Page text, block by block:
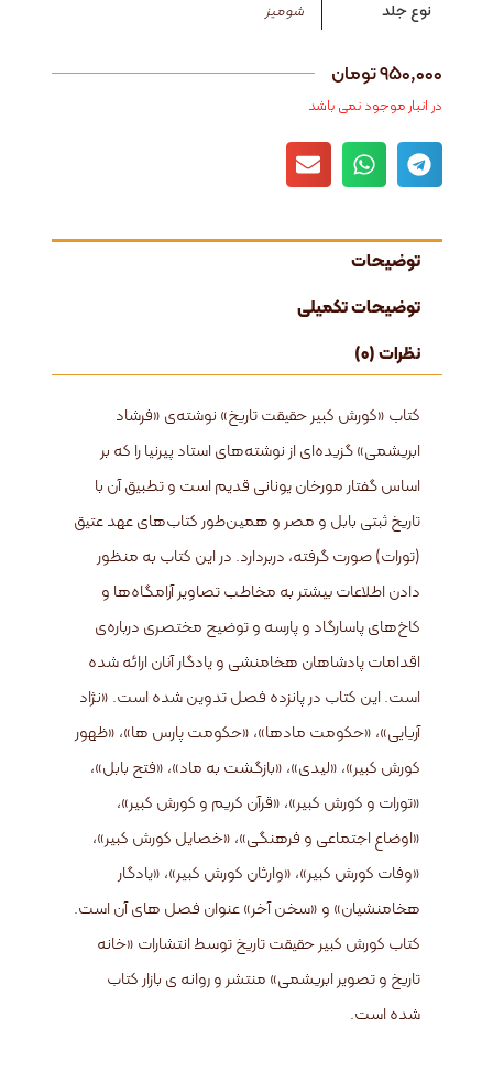
نوع جلد شومیز
۹۵۰,۰۰۰تومان
در انبار موجود نمی باشد
توضیحات
توضیحات تکمیلی
نظرات (0)
کتاب «کورش کبیر حقیقت تاریخ» نوشته‌ی «فرشاد
ابریشمی» گزیده‌ای از نوشته‌‌های استاد پیرنیا را که بر
اساس گفتار مورخان یونانی قدیم است و تطبیق آن با
تاریخ ثبتی بابل و مصر و همین‌طور کتاب‌های عهد عتیق
(تورات) صورت گرفته، دربردارد. در این کتاب به منظور
دادن اطلاعات بیشتر به مخاطب تصاویر آرامگاه‌ها و
کاخ‌های پاسارگاد و پارسه و توضیح مختصری درباره‌ی
اقدامات پادشاهان هخامنشی و یادگار آنان ارائه شده
است. این کتاب در پانزده فصل تدوین شده است. «نژاد
آریایی»، «حکومت مادها»، «حکومت پارس ها»، «ظهور
کورش کبیر»، «لیدی»، «بازگشت به ماد»، «فتح بابل»،
«تورات و کورش کبیر»، «قرآن کریم و کورش کبیر»،
«اوضاع اجتماعی و فرهنگی»، «خصایل کورش کبیر»،
«وفات کورش کبیر»، «وارثان کورش کبیر»، «یادگار
هخامنشیان» و «سخن آخر» عنوان فصل های آن است.
کتاب کورش کبیر حقیقت تاریخ توسط انتشارات «خانه
تاریخ و تصویر ابریشمی» منتشر و روانه ی بازار کتاب
شده است.